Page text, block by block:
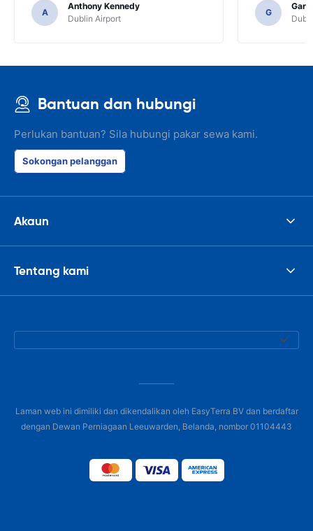
A
Anthony Kennedy
Dublin Airport
G
Gary
Bantuan dan hubungi
Perlukan bantuan? Sila hubungi pakar sewa kami.
Sokongan pelanggan
Akaun
Tentang kami
Laman web ini dimiliki dan dikendalikan oleh EasyTerra BV dan berdaftar
dengan Dewan Perniagaan Leeuwarden, Belanda, nombor 01104443